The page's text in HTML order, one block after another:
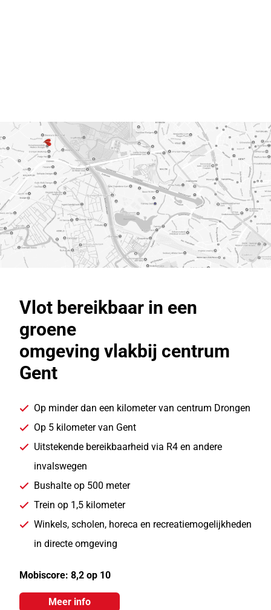
Vlot bereikbaar in een
groene
omgeving vlakbij centrum
Gent
Op minder dan een kilometer van centrum Drongen
Op 5 kilometer van Gent
Uitstekende bereikbaarheid via R4 en andere
invalswegen
Bushalte op 500 meter
Trein op 1,5 kilometer
Winkels, scholen, horeca en recreatiemogelijkheden
in directe omgeving
Mobiscore: 8,2 op 10
Meer info